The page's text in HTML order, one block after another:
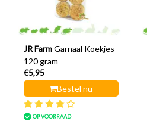
JR Farm Garnaal Koekjes
120 gram
€5,95
Bestel nu
OP VOORRAAD